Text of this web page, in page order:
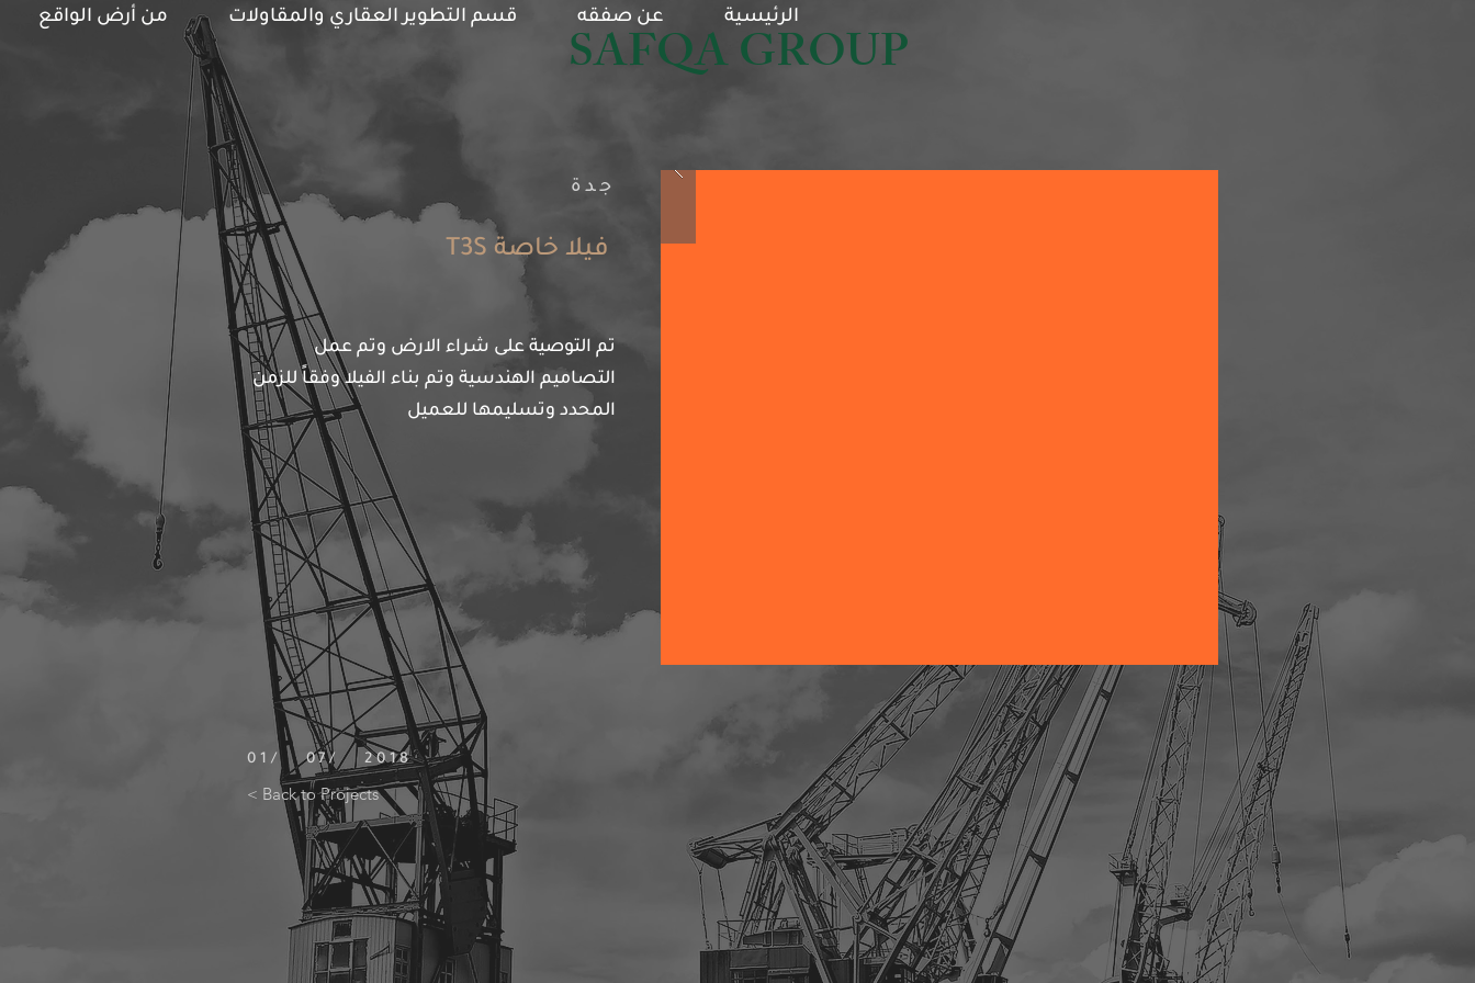
الرئيسية عن صفقه قسم التطوير العقاري والمقاولات من أرض الواقع
SAFQA GROUP
جدة
تم التوصية على شراء الارض وتم عمل
التصاميم الهندسية وتم بناء الفيلا وفقاً للزمن
المحدد وتسليمها للعميل
01/ 07/ 2018
< Back to Projects